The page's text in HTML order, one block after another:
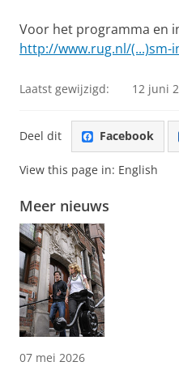
Voor het programma en
http://www.rug.nl/(...)sm-
Laatst gewijzigd: 12 juni
Deel dit Facebook
View this page in: English
Meer nieuws
07 mei 2026